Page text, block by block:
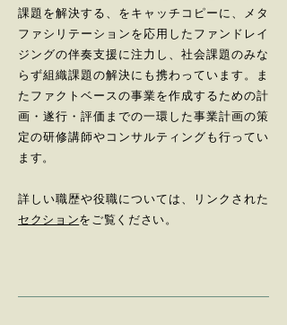
課題を解決する、をキャッチコピーに、メタ
ファシリテーションを応用したファンドレイ
ジングの伴奏支援に注力し、社会課題のみな
らず組織課題の解決にも携わっています。ま
たファクトベースの事業を作成するための計
画・遂行・評価までの一環した事業計画の策
定の研修講師やコンサルティングも行ってい
ます。
詳しい職歴や役職については、リンクされた
セクションをご覧ください。